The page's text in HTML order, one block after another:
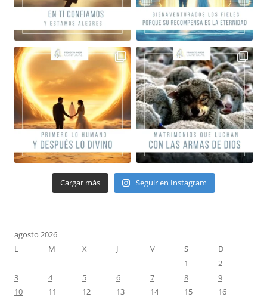
Cargar más Seguir en Instagram
agosto 2026
L
M X J V S
D
1
2
3
4 5 6 7 8
9
10
11 12 13 14 15
16